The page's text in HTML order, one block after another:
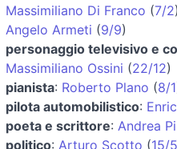
Massimiliano Di Franco (7/2)
Angelo Armeti (9/9)
personaggio televisivo e
Massimiliano Ossini (22/12)
pianista: Roberto Plano (8/1
pilota automobilistico:
poeta e scrittore: Andrea
politico: Arturo Scotto (15/5